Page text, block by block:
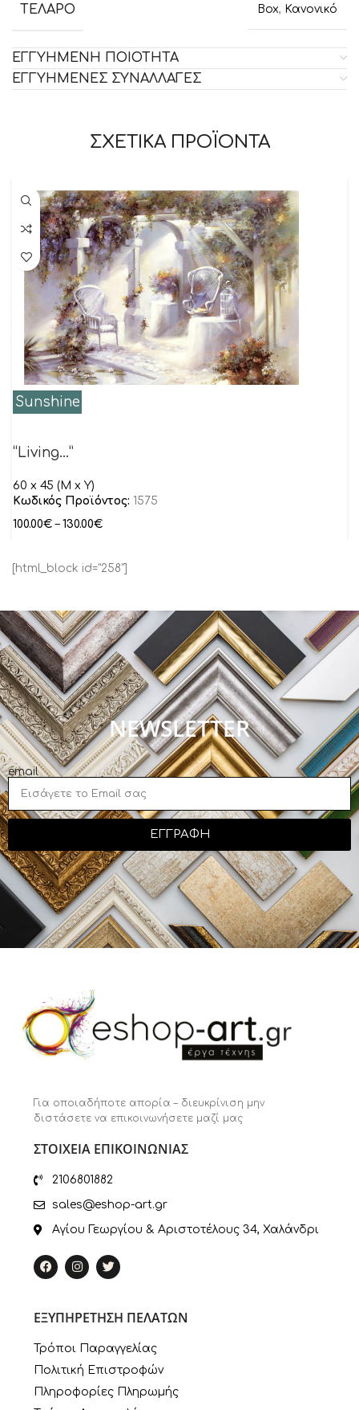
ΤΕΛΑΡΟ Box, Κανονικό
ΕΓΓΥΗΜΕΝΗ ΠΟΙΟΤΗΤΑ
ΕΓΓΥΗΜΕΝΕΣ ΣΥΝΑΛΛΑΓΕΣ
ΣΧΕΤΙΚΑ ΠΡΟΪΟΝΤΑ
Sunshine
“Living…”
60 x 45 (M x Y)
Κωδικός Προϊόντος: 1575
100.00€ – 130.00€
[html_block id="258"]
NEWSLETTER
email
ΕΓΓΡΑΦΗ
Για οποιαδήποτε απορία – διευκρίνιση μην
διστάσετε να επικοινωνήσετε μαζί μας
ΣΤΟΙΧΕΙΑ ΕΠΙΚΟΙΝΩΝΙΑΣ
2106801882
sales@eshop-art.gr
Αγίου Γεωργίου & Αριστοτέλους 34, Χαλάνδρι
ΕΞΥΠΗΡΕΤΗΣΗ ΠΕΛΑΤΩΝ
Τρόποι Παραγγελίας
Πολιτική Επιστροφών
Πληροφορίες Πληρωμής